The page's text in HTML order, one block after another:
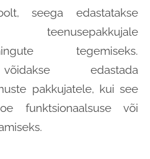
seega edastatakse
tegemiseks.
edastada
pakkujatele, kui see
funktsionaalsuse või